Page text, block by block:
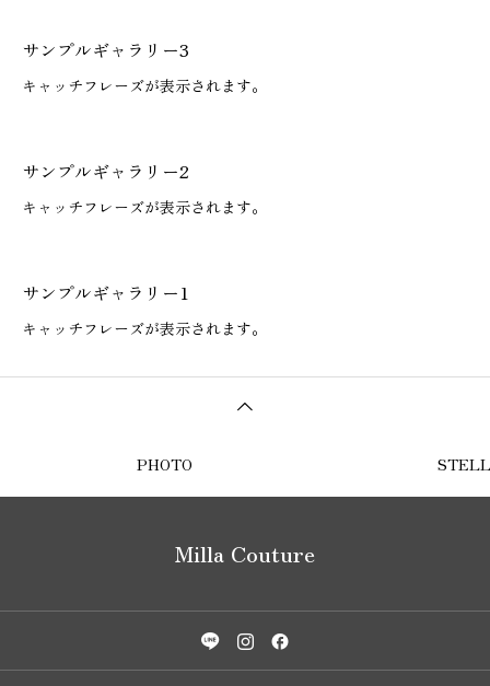
サンプルギャラリー3
キャッチフレーズが表示されます。
サンプルギャラリー2
キャッチフレーズが表示されます。
サンプルギャラリー1
キャッチフレーズが表示されます。
PHOTO
Milla Couture